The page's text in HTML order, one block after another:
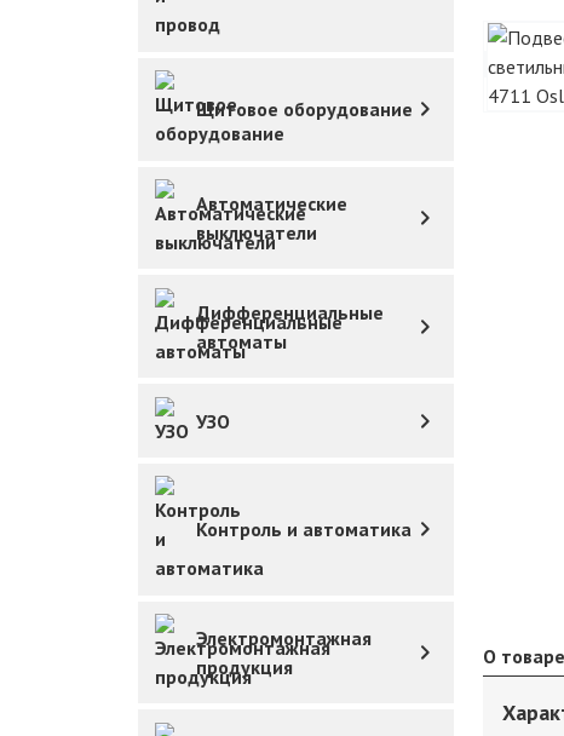
Щитовое оборудование
Автоматические
выключатели
Дифференциальные
автоматы
УЗО
Контроль и автоматика
Электромонтажная
продукция
О товаре